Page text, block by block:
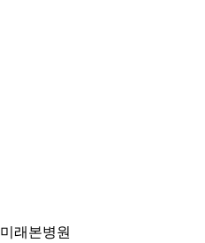
미래본병원